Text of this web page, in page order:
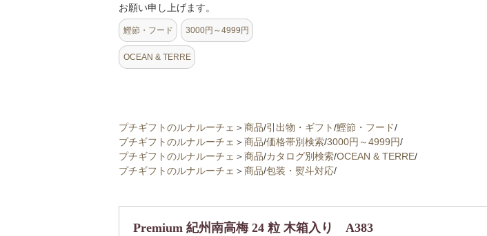
お願い申し上げます。
鰹節・フード 3000円～4999円
OCEAN & TERRE
プチギフトのルナルーチェ ＞商品/引出物・ギフト/鰹節・フード/
プチギフトのルナルーチェ ＞商品/価格帯別検索/3000円～4999円/
プチギフトのルナルーチェ ＞商品/カタログ別検索/OCEAN & TERRE/
プチギフトのルナルーチェ ＞商品/包装・熨斗対応/
Premium 紀州南高梅 24 粒 木箱入り A383